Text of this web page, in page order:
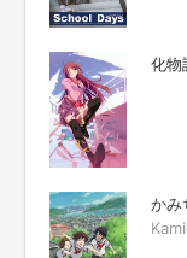
化物
かみ